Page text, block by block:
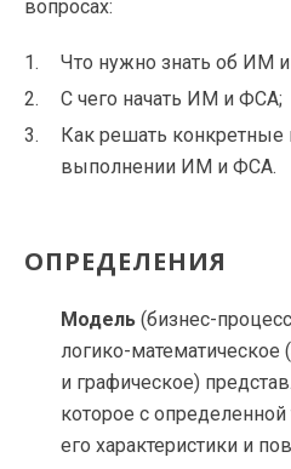
вопросах:
Что нужно знать об ИМ
С чего начать ИМ и ФСА;
Как решать
выполнении ИМ и ФСА.
ОПРЕДЕЛЕНИЯ
Модель (бизнес-
логико-математическое
и графическое)
которое с
его характеристики и